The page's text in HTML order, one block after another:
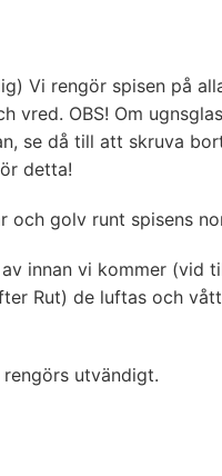
Vi rengör spisen på
vred. OBS! Om
se då till att skruva
detta!
och golv runt spisens
innan vi kommer (vid
Rut) de luftas och
utvändigt.